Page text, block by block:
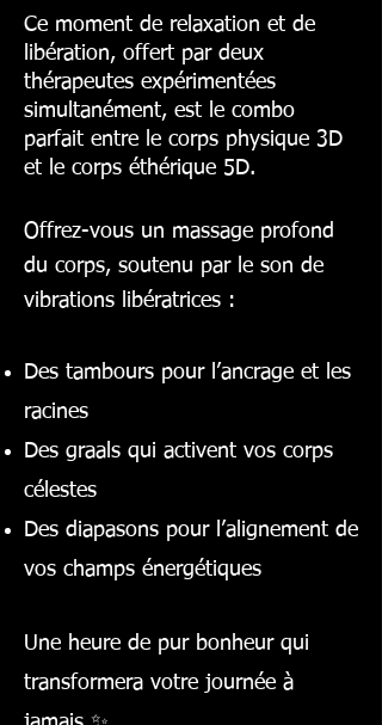
Ce moment de relaxation et de
libération, offert par deux
thérapeutes expérimentées
simultanément, est le combo
parfait entre le corps physique 3D
et le corps éthérique 5D.
Offrez-vous un massage profond
du corps, soutenu par le son de
vibrations libératrices :
Des tambours pour l’ancrage et les
racines
Des graals qui activent vos corps
célestes
Des diapasons pour l’alignement de
vos champs énergétiques
Une heure de pur bonheur qui
transformera votre journée à